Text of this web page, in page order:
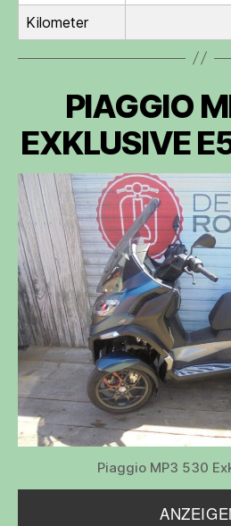
Kilometer
PIAGGIO
EXKLUSIVE
Piaggio MP3 530